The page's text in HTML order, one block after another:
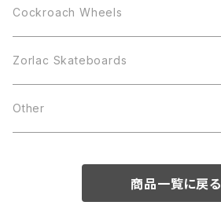
Cockroach Wheels
Zorlac Skateboards
Other
商品一覧に戻る